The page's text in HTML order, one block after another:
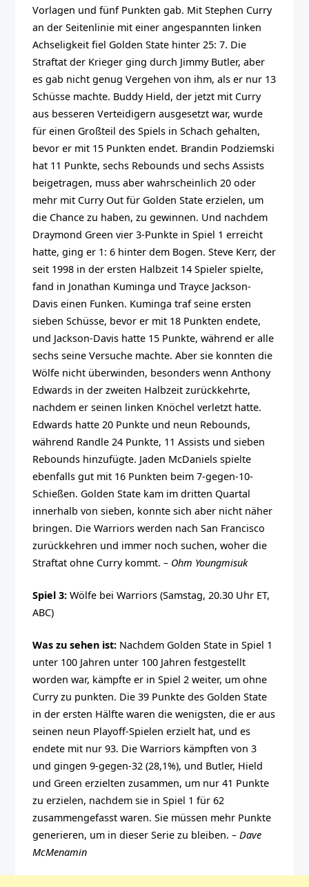
Vorlagen und fünf Punkten gab. Mit Stephen Curry
an der Seitenlinie mit einer angespannten linken
Achseligkeit fiel Golden State hinter 25: 7. Die
Straftat der Krieger ging durch Jimmy Butler, aber
es gab nicht genug Vergehen von ihm, als er nur 13
Schüsse machte. Buddy Hield, der jetzt mit Curry
aus besseren Verteidigern ausgesetzt war, wurde
für einen Großteil des Spiels in Schach gehalten,
bevor er mit 15 Punkten endet. Brandin Podziemski
hat 11 Punkte, sechs Rebounds und sechs Assists
beigetragen, muss aber wahrscheinlich 20 oder
mehr mit Curry Out für Golden State erzielen, um
die Chance zu haben, zu gewinnen. Und nachdem
Draymond Green vier 3-Punkte in Spiel 1 erreicht
hatte, ging er 1: 6 hinter dem Bogen. Steve Kerr, der
seit 1998 in der ersten Halbzeit 14 Spieler spielte,
fand in Jonathan Kuminga und Trayce Jackson-
Davis einen Funken. Kuminga traf seine ersten
sieben Schüsse, bevor er mit 18 Punkten endete,
und Jackson-Davis hatte 15 Punkte, während er alle
sechs seine Versuche machte. Aber sie konnten die
Wölfe nicht überwinden, besonders wenn Anthony
Edwards in der zweiten Halbzeit zurückkehrte,
nachdem er seinen linken Knöchel verletzt hatte.
Edwards hatte 20 Punkte und neun Rebounds,
während Randle 24 Punkte, 11 Assists und sieben
Rebounds hinzufügte. Jaden McDaniels spielte
ebenfalls gut mit 16 Punkten beim 7-gegen-10-
Schießen. Golden State kam im dritten Quartal
innerhalb von sieben, konnte sich aber nicht näher
bringen. Die Warriors werden nach San Francisco
zurückkehren und immer noch suchen, woher die
Straftat ohne Curry kommt.– Ohm Youngmisuk
Spiel 3: Wölfe bei Warriors (Samstag, 20.30 Uhr ET,
ABC)
Was zu sehen ist: Nachdem Golden State in Spiel 1
unter 100 Jahren unter 100 Jahren festgestellt
worden war, kämpfte er in Spiel 2 weiter, um ohne
Curry zu punkten. Die 39 Punkte des Golden State
in der ersten Hälfte waren die wenigsten, die er aus
seinen neun Playoff-Spielen erzielt hat, und es
endete mit nur 93. Die Warriors kämpften von 3
und gingen 9-gegen-32 (28,1%), und Butler, Hield
und Green erzielten zusammen, um nur 41 Punkte
zu erzielen, nachdem sie in Spiel 1 für 62
zusammengefasst waren. Sie müssen mehr Punkte
generieren, um in dieser Serie zu bleiben.– Dave
McMenamin